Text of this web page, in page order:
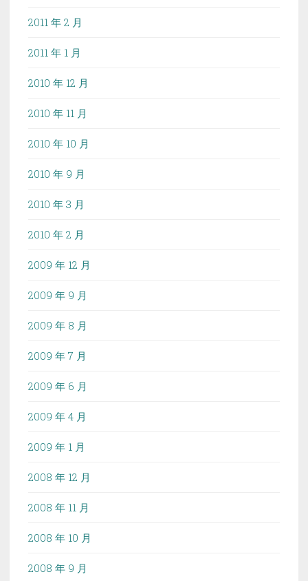
2011 年 2 月
2011 年 1 月
2010 年 12 月
2010 年 11 月
2010 年 10 月
2010 年 9 月
2010 年 3 月
2010 年 2 月
2009 年 12 月
2009 年 9 月
2009 年 8 月
2009 年 7 月
2009 年 6 月
2009 年 4 月
2009 年 1 月
2008 年 12 月
2008 年 11 月
2008 年 10 月
2008 年 9 月